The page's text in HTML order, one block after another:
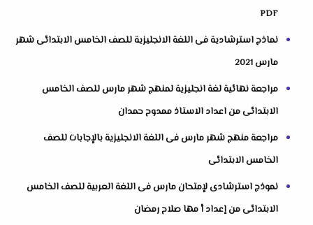
PDF
نماذج استرشادية فى اللغة الانجليزية للصف الخامس الابتدائى شهر
مارس 2021
مراجعة نهائية لغة انجليزية لمنهج شهر مارس للصف الخامس
الابتدائى من اعداد الاستاذ ممدوح حمدان
مراجعة منهج شهر مارس فى اللغة الانجليزية بالإجابات للصف
الخامس الابتدائى
نموذج استرشادى لإمتحان مارس فى اللغة العربية للصف الخامس
الابتدائى من إعداد أ مها صلاح رمضان